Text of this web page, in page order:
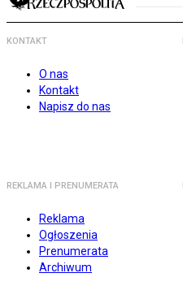
KONTAKT
O nas
Kontakt
Napisz do nas
REKLAMA I PRENUMERATA
Reklama
Ogłoszenia
Prenumerata
Archiwum